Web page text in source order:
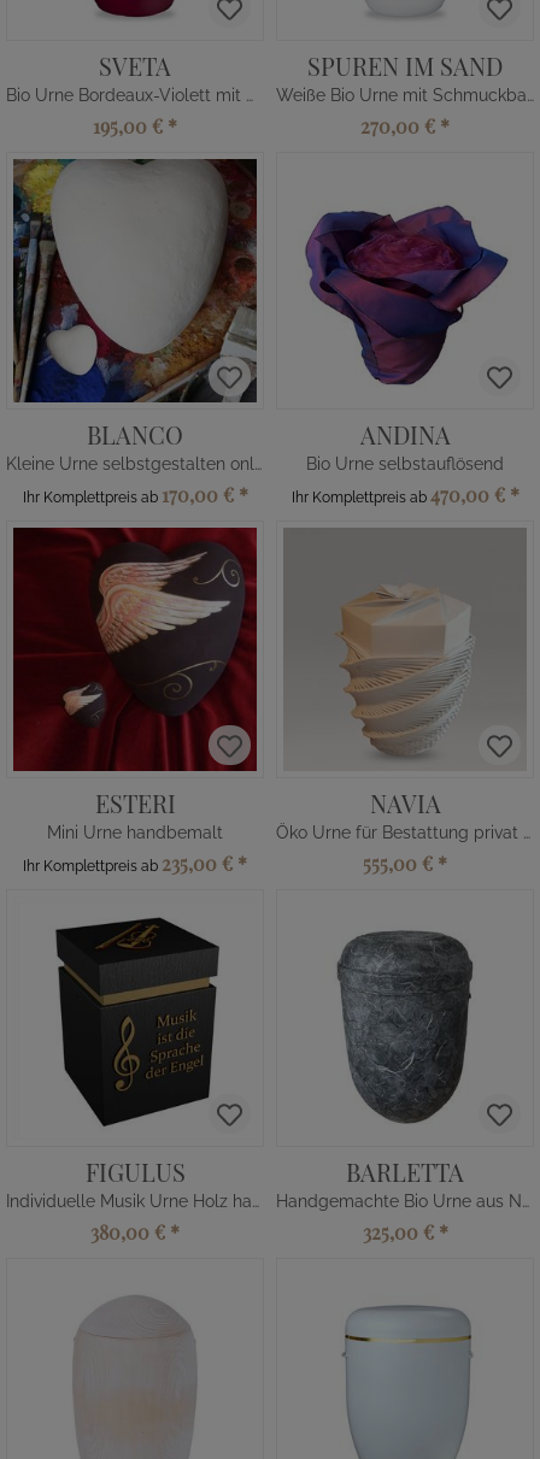
SVETA
Bio Urne Bordeaux-Violett mit Goldband
195,00 € *
SPUREN IM SAND
Weiße Bio Urne mit Schmuckband
270,00 € *
BLANCO
Kleine Urne selbstgestalten online
Ihr Komplettpreis ab 170,00 € *
ANDINA
Bio Urne selbstauflösend
Ihr Komplettpreis ab 470,00 € *
ESTERI
Mini Urne handbemalt
Ihr Komplettpreis ab 235,00 € *
NAVIA
Öko Urne für Bestattung privat kaufen
555,00 € *
FIGULUS
Individuelle Musik Urne Holz handgemacht
380,00 € *
BARLETTA
Handgemachte Bio Urne aus Naturfaser
325,00 € *